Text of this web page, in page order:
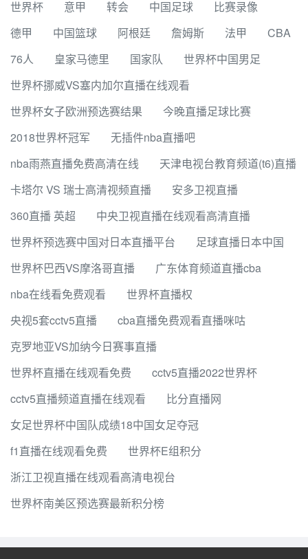
世界杯
意甲 转会 中国足球
比赛录像
德甲
中国篮球 阿根廷 詹姆斯 法甲
CBA
76人
皇家马德里 国家队
世界杯中国男足
世界杯挪威VS塞内加尔直播在线观看
世界杯女子欧洲预选赛结果
今晚直播足球比赛
2018世界杯冠军
无插件nba直播吧
nba雨燕直播免费高清在线
天津电视台教育频道(t6)直播
卡塔尔 VS 瑞士高清视频直播
安多卫视直播
360直播 英超
中央卫视直播在线观看高清直播
世界杯预选赛中国对日本直播平台
足球直播日本中国
世界杯巴西VS摩洛哥直播
广东体育频道直播cba
nba在线看免费观看
世界杯直播权
央视5套cctv5直播
cba直播免费观看直播咪咕
克罗地亚VS加纳今日赛事直播
世界杯直播在线观看免费
cctv5直播2022世界杯
cctv5直播频道直播在线观看
比分直播网
女足世界杯中国队成绩18中国女足夺冠
f1直播在线观看免费
世界杯E组积分
浙江卫视直播在线观看高清电视台
世界杯南美区预选赛最新积分榜